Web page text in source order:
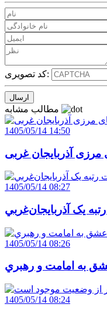
کد تصویری:
1405/05/14 14:50
1405/05/14 08:27
يک آذربايجان‌غربي
1405/05/14 08:26
عشق به امامت و رهبري
1405/05/14 08:24